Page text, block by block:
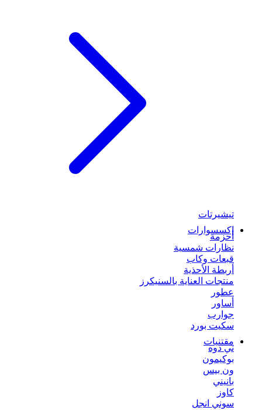
تيشيرتات
إكسسوارات
أحزمة
نظارات شمسية
قبعات وكاب
أربطة الأحذية
منتجات العناية بالسنيكرز
عطور
أساور
جوارب
سكيت بورد
مقتنيات
ني دوه
بوكيمون
ون بيس
بانيني
كاوز
سوني انجل